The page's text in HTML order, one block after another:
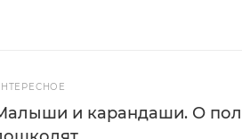
и карандаши. О